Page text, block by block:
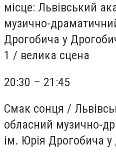
місце: Львівський
музично-
Дрогобича у
1 / велика сцена
20:30 – 21:45
Смак сонця /
обласний музично-
ім. Юрія Дрогобича у